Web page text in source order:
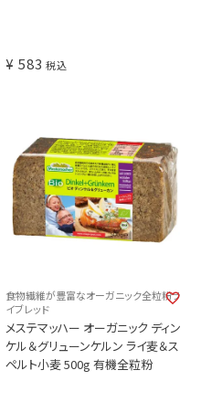
¥ 583 税込
食物繊維が豊富なオーガニック全粒粉ラ
イブレッド
メステマッハー オーガニック ディン
ケル＆グリューンケルン ライ麦＆ス
ペルト小麦 500g 有機全粒粉